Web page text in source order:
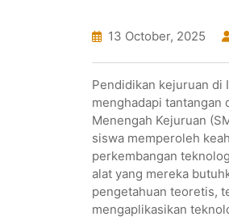
13 October, 2025
Pendidikan kejuruan di
menghadapi tantangan
Menengah Kejuruan
siswa memperoleh
perkembangan
alat yang mereka
pengetahuan teoretis,
mengaplikasikan